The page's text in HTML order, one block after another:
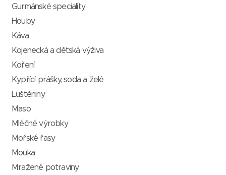
Gurmánské speciality
Houby
Káva
Kojenecká a dětská výživa
Koření
Kypřící prášky, soda a želé
Luštěniny
Maso
Mléčné výrobky
Mořské řasy
Mouka
Mražené potraviny